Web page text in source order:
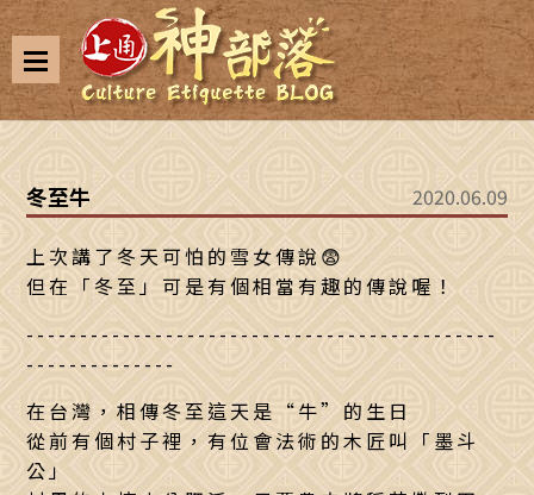
冬至牛 2020.06.09
上次講了冬天可怕的雪女傳說😨
但在「冬至」可是有個相當有趣的傳說喔！
--------------------------------------------
--------------
在台灣，相傳冬至這天是“牛”的生日
從前有個村子裡，有位會法術的木匠叫「墨斗
公」